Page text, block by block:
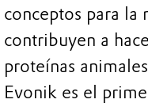
conceptos para la
contribuyen a
proteínas
Evonik es el